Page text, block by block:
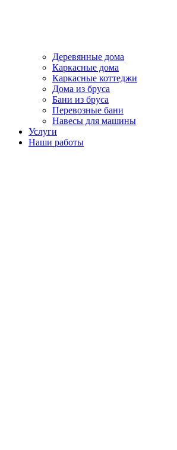
Деревянные дома
Каркасные дома
Каркасные коттеджи
Дома из бруса
Бани из бруса
Перевозные бани
Навесы для машины
Услуги
Наши работы